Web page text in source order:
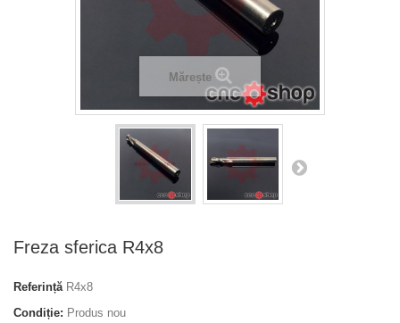
Mărește
Freza sferica R4x8
Referință R4x8
Condiție: Produs nou